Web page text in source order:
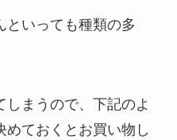
といっても種類の多
まうので、下記のよ
めておくとお買い物し